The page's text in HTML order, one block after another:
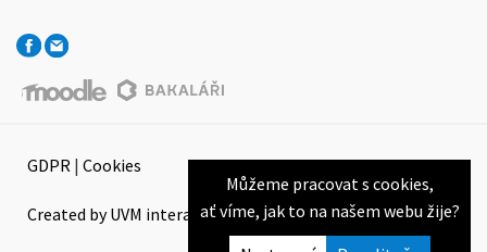
Můžeme pracovat s cookies,
ať víme, jak to na našem webu žije?
GDPR | Cookies
Created by UVM interactive